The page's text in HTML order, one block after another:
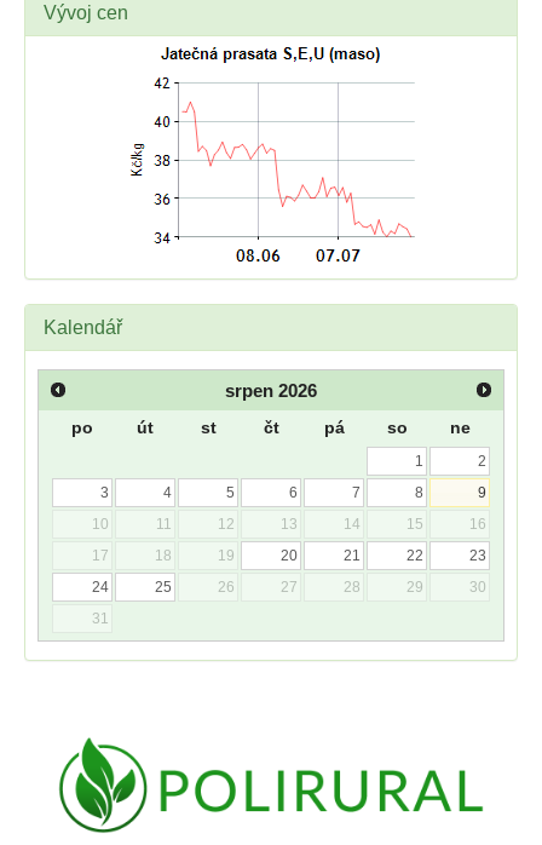
Vývoj cen
Kalendář
srpen 2026
po út st čt pá so ne
1
2
3
4 5 6 7 8
9
10
11 12 13 14 15
16
17
18 19 20 21 22
23
24
25 26 27 28 29
30
31